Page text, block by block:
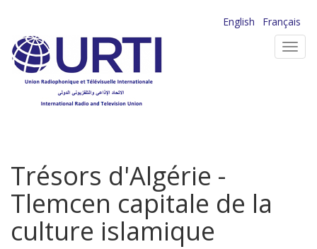
contenu
principal
English
Français
Trésors d'Algérie -
Tlemcen capitale de la
culture islamique